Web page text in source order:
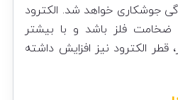
جوشکاری خواهد شد. الکترود
ضخامت فلز باشد و با بیشتر
الکترود نیز افزایش داشته